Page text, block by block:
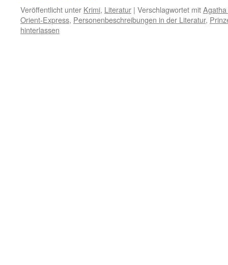
Veröffentlicht unter Krimi, Literatur | Verschlagwortet mit
Orient-Express, Personenbeschreibungen in der Literatur,
hinterlassen